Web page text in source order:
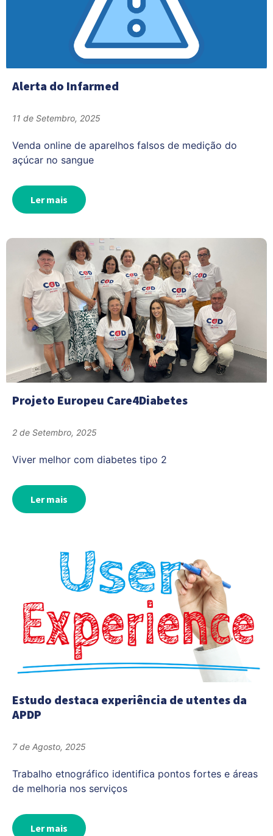
Alerta do Infarmed
11 de Setembro, 2025
Venda online de aparelhos falsos de medição do
açúcar no sangue
Ler mais
Projeto Europeu Care4Diabetes
2 de Setembro, 2025
Viver melhor com diabetes tipo 2
Ler mais
Estudo destaca experiência de utentes da
APDP
7 de Agosto, 2025
Trabalho etnográfico identifica pontos fortes e áreas
de melhoria nos serviços
Ler mais